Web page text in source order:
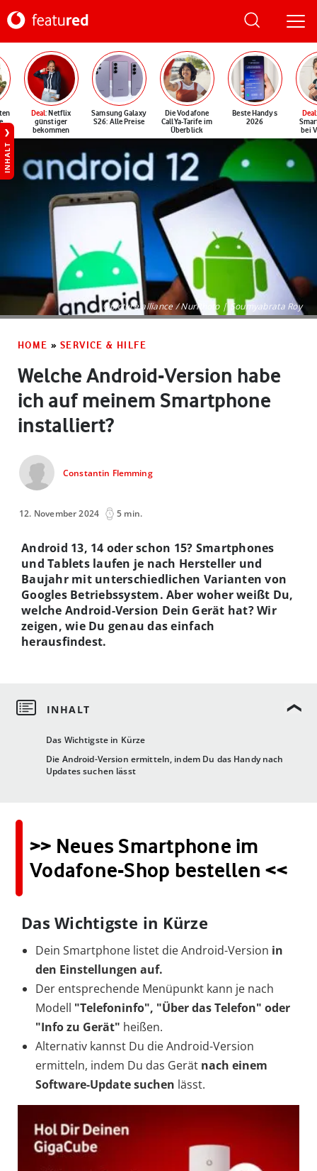
Deal: Netflix
günstiger
bekommen
Samsung Galaxy
S26: Alle Preise
Die Vodafone
CallYa-Tarife im
Überblick
Beste Handys
2026
Deal
bei
INHALT
©picture alliance / NurPhoto | Soumyabrata Roy
HOME » SERVICE & HILFE
Welche Android-Version habe
ich auf meinem Smartphone
installiert?
Constantin Flemming
12. November 2024 5 min.
Das Wichtigste in Kürze
Die Android-Version ermitteln, indem Du das Handy nach
Updates suchen lässt
Android 13, 14 oder schon 15? Smartphones
und Tablets laufen je nach Hersteller und
Baujahr mit unterschiedlichen Varianten von
Googles Betriebssystem. Aber woher weißt Du,
welche Android-Version Dein Gerät hat? Wir
zeigen, wie Du genau das einfach
herausfindest.
>> Neues Smartphone im
Vodafone-Shop bestellen <<
Das Wichtigste in Kürze
Dein Smartphone listet die Android-Version in
den Einstellungen auf.
Der entsprechende Menüpunkt kann je nach
Modell "Telefoninfo", "Über das Telefon" oder
"Info zu Gerät" heißen.
Alternativ kannst Du die Android-Version
ermitteln, indem Du das Gerät nach einem
Software-Update suchen lässt.